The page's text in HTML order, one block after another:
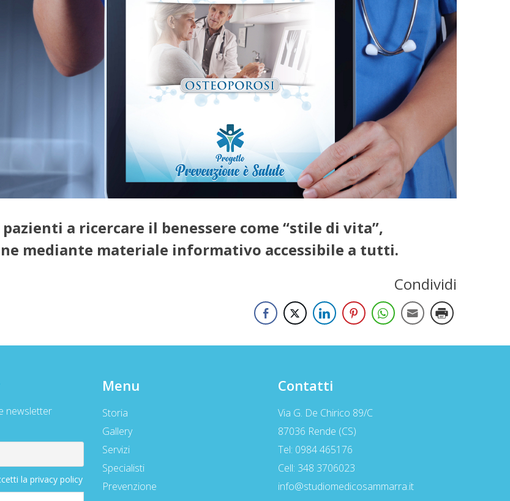
a ricercare il benessere come “stile di vita”,
mediante materiale informativo accessibile a tutti.
Condividi
newsletter
la privacy policy
Menu
Storia
Gallery
Servizi
Specialisti
Prevenzione
Contatti
Via G. De Chirico 89/C
87036 Rende (CS)
Tel: 0984 465176
Cell: 348 3706023
info@studiomedicosammarra.it